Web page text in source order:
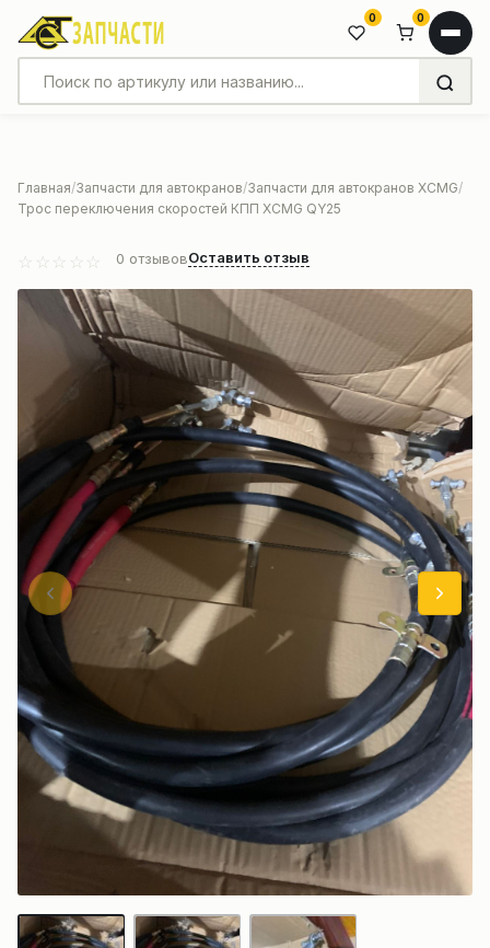
0 0
Главная Запчасти для автокранов Запчасти для автокранов XCMG
Трос переключения скоростей КПП XСMG QY25
0 отзывовОставить отзыв